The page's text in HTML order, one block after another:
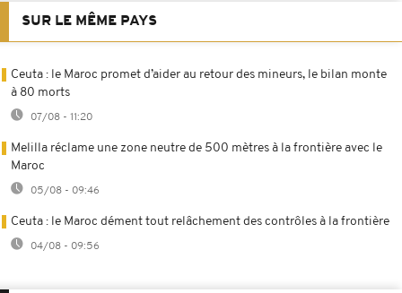
SUR LE MÊME PAYS
Ceuta : le Maroc promet d’aider au retour des mineurs, le bilan monte
à 80 morts
07/08 - 11:20
Melilla réclame une zone neutre de 500 mètres à la frontière avec le
Maroc
05/08 - 09:46
Ceuta : le Maroc dément tout relâchement des contrôles à la frontière
04/08 - 09:56